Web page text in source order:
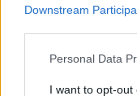
Downstream
Personal Data
I want to opt-
várhatóan
álláspontját a
mértékéről, és